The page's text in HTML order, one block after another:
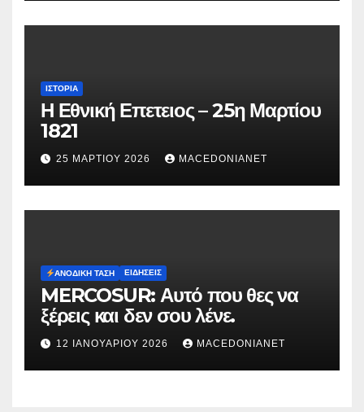
ΙΣΤΟΡΊΑ
Η Εθνική Επετειος – 25η Μαρτίου
1821
25 ΜΑΡΤΊΟΥ 2026 MACEDONIANET
ΑΝΟΔΙΚΉ ΤΆΣΗ ΕΙΔΉΣΕΙΣ
MERCOSUR: Αυτό που θες να
ξέρεις και δεν σου λένε.
12 ΙΑΝΟΥΑΡΊΟΥ 2026 MACEDONIANET